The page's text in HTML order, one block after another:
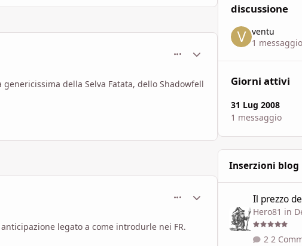
comment_451036
Statistiche Autore
della Selva Fatata, dello Shadowfell
Statistiche Autore
legato a come introdurle nei FR.
discussione
ventu
1 messaggio
Giorni attivi
31 Lug 2008
1 messaggio
Inserzioni blog
Il prezzo
Hero81 in
2